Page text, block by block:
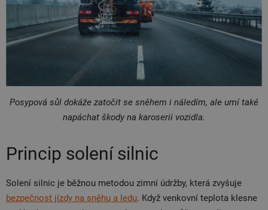
Posypová sůl dokáže zatočit se sněhem i náledím, ale umí také
napáchat škody na karoserii vozidla.
Princip solení silnic
Solení silnic je běžnou metodou zimní údržby, která zvyšuje
bezpečnost jízdy na sněhu a ledu. Když venkovní teplota klesne